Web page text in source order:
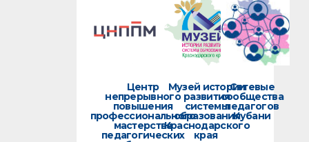
Центр
непрерывного
повышения
профессионального
мастерства
педагогических
Музей истории
развития
системы
образования
Краснодарского
края
Сетевые
сообщества
педагогов
Кубани